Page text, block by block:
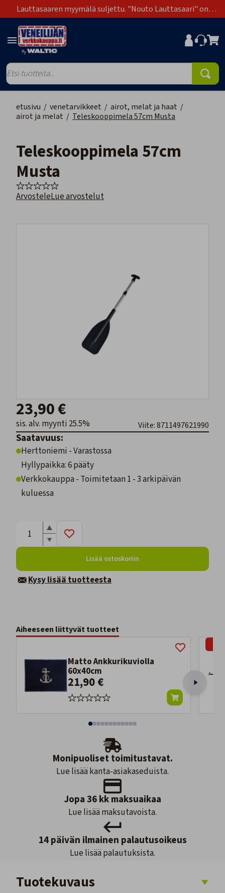
Lauttasaaren myymälä suljettu. "Nouto Lauttasaari" on
poistunut toimitustapavaihtoehdoista.
etusivu / venetarvikkeet / airot, melat ja haat /
airot ja melat / Teleskooppimela 57cm Musta
Teleskooppimela 57cm
Musta
ArvosteleLue arvostelut
23,90 €
sis. alv. myynti 25.5% Viite: 8711497621990
Saatavuus:
Herttoniemi - Varastossa
Hyllypaikka: 6 pääty
Verkkokauppa - Toimitetaan 1 - 3 arkipäivän
kuluessa
Lisää ostoskoriin
Kysy lisää tuotteesta
Aiheeseen liittyvät tuotteet
Matto Ankkurikuviolla
60x40cm
21,90 €
Monipuoliset toimitustavat.
Lue lisää kanta-asiakaseduista.
Jopa 36 kk maksuaikaa
Lue lisää maksutavoista.
14 päivän ilmainen palautusoikeus
Lue lisää palautuksista.
Tuotekuvaus